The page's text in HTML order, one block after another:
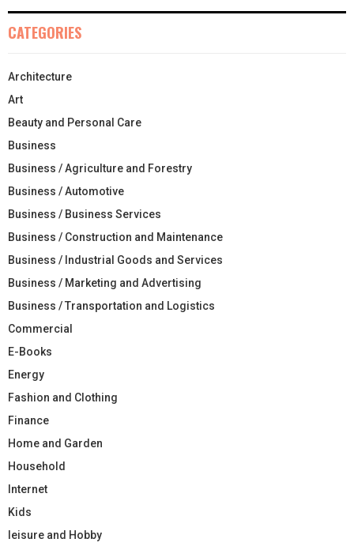
CATEGORIES
Architecture
Art
Beauty and Personal Care
Business
Business / Agriculture and Forestry
Business / Automotive
Business / Business Services
Business / Construction and Maintenance
Business / Industrial Goods and Services
Business / Marketing and Advertising
Business / Transportation and Logistics
Commercial
E-Books
Energy
Fashion and Clothing
Finance
Home and Garden
Household
Internet
Kids
leisure and Hobby